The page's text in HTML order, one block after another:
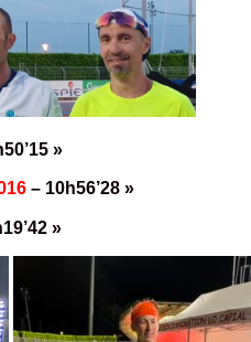
»
– 10h56’28 »
»